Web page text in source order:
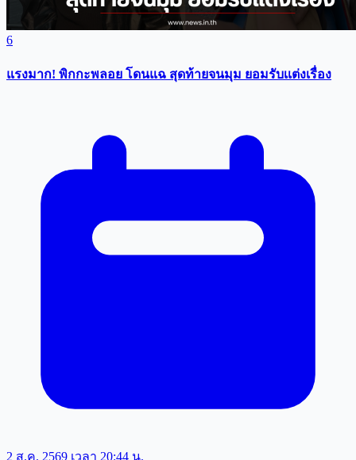
6
แรงมาก! พิกกะพลอย โดนแฉ สุดท้ายจนมุม ยอมรับเเต่งเรื่อง
2 ส.ค. 2569 เวลา 20:44 น.